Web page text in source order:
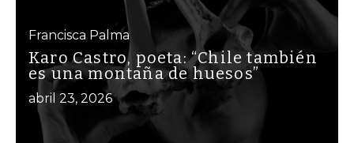
Francisca Palma
Karo Castro, poeta: “Chile también
es una montaña de huesos”
abril 23, 2026